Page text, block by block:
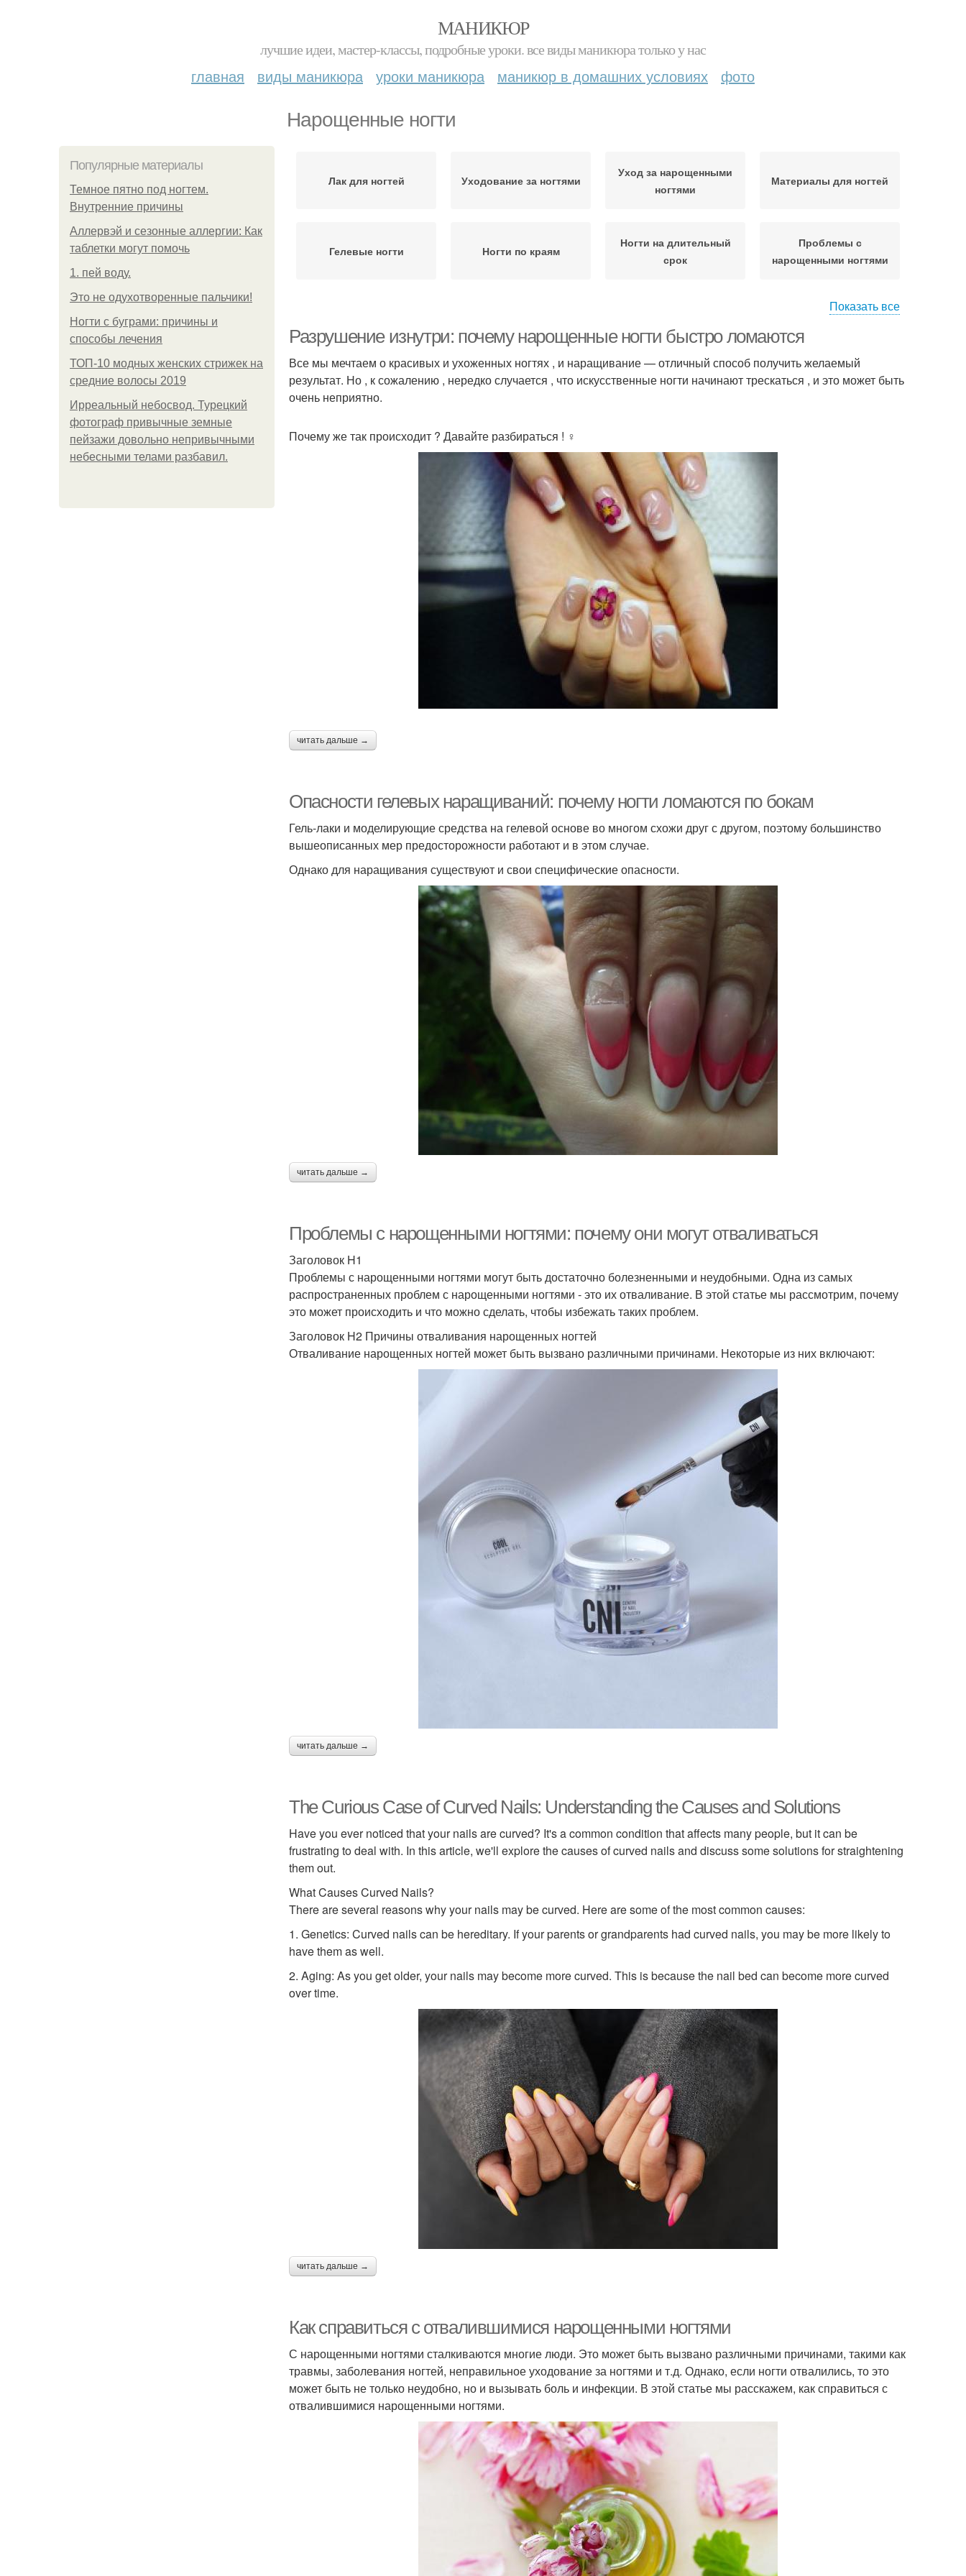
МАНИКЮР
лучшие идеи, мастер-классы, подробные уроки. все виды маникюра только у нас
главная виды маникюра уроки маникюра маникюр в домашних условиях фото
Нарощенные ногти
Популярные материалы
Темное пятно под ногтем.
Внутренние причины
Аллервэй и сезонные аллергии: Как
таблетки могут помочь
1. пей воду.
Это не одухотворенные пальчики!
Ногти с буграми: причины и
способы лечения
ТОП-10 модных женских стрижек на
средние волосы 2019
Ирреальный небосвод. Турецкий
фотограф привычные земные
пейзажи довольно непривычными
небесными телами разбавил.
Лак для ногтей Уходование за ногтями
Уход за нарощенными
ногтями
Материалы для ногтей
Гелевые ногти Ногти по краям
Ногти на длительный
срок
Проблемы с
нарощенными ногтями
Уход за ногтями
Материалы для
Собственные ногти Масло для ногтей
Гель-лак на ногтях Лаки для ногтей
Удлиненные ногти
Ногти перед
процедурой
Гель-лак от ногтей Ногти к ломкости
Ногти в точках
Показать все
Разрушение изнутри: почему нарощенные ногти быстро ломаются
Все мы мечтаем о красивых и ухоженных ногтях , и наращивание — отличный способ получить желаемый
результат. Но , к сожалению , нередко случается , что искусственные ногти начинают трескаться , и это может быть
очень неприятно.
Почему же так происходит ? Давайте разбираться ! ️‍♀️
читать дальше →
Опасности гелевых наращиваний: почему ногти ломаются по бокам
Гель-лаки и моделирующие средства на гелевой основе во многом схожи друг с другом, поэтому большинство
вышеописанных мер предосторожности работают и в этом случае.
Однако для наращивания существуют и свои специфические опасности.
читать дальше →
Проблемы с нарощенными ногтями: почему они могут отваливаться
Заголовок H1
Проблемы с нарощенными ногтями могут быть достаточно болезненными и неудобными. Одна из самых
распространенных проблем с нарощенными ногтями - это их отваливание. В этой статье мы рассмотрим, почему
это может происходить и что можно сделать, чтобы избежать таких проблем.
Заголовок H2 Причины отваливания нарощенных ногтей
Отваливание нарощенных ногтей может быть вызвано различными причинами. Некоторые из них включают:
читать дальше →
The Curious Case of Curved Nails: Understanding the Causes and Solutions
Have you ever noticed that your nails are curved? It's a common condition that affects many people, but it can be
frustrating to deal with. In this article, we'll explore the causes of curved nails and discuss some solutions for straightening
them out.
What Causes Curved Nails?
There are several reasons why your nails may be curved. Here are some of the most common causes:
1. Genetics: Curved nails can be hereditary. If your parents or grandparents had curved nails, you may be more likely to
have them as well.
2. Aging: As you get older, your nails may become more curved. This is because the nail bed can become more curved
over time.
читать дальше →
Как справиться с отвалившимися нарощенными ногтями
С нарощенными ногтями сталкиваются многие люди. Это может быть вызвано различными причинами, такими как
травмы, заболевания ногтей, неправильное уходование за ногтями и т.д. Однако, если ногти отвалились, то это
может быть не только неудобно, но и вызывать боль и инфекции. В этой статье мы расскажем, как справиться с
отвалившимися нарощенными ногтями.